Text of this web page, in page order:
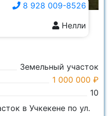
Земельный участок
1 000 000 ₽
10
8 928 009-8526
Нелли
в Учкекене по ул.